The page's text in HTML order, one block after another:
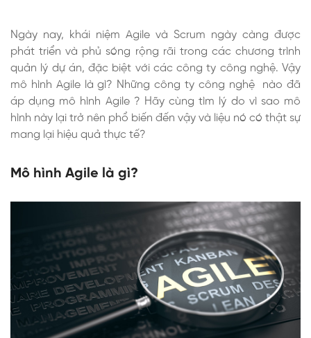
Ngày nay, khái niệm Agile và Scrum ngày càng được
phát triển và phủ sóng rộng rãi trong các chương trình
quản lý dự án, đặc biệt với các công ty công nghệ. Vậy
mô hình Agile là gì? Những công ty công nghệ nào đã
áp dụng mô hình Agile ? Hãy cùng tìm lý do vì sao mô
hình này lại trở nên phổ biến đến vậy và liệu nó có thật sự
mang lại hiệu quả thực tế?
Mô hình Agile là gì?